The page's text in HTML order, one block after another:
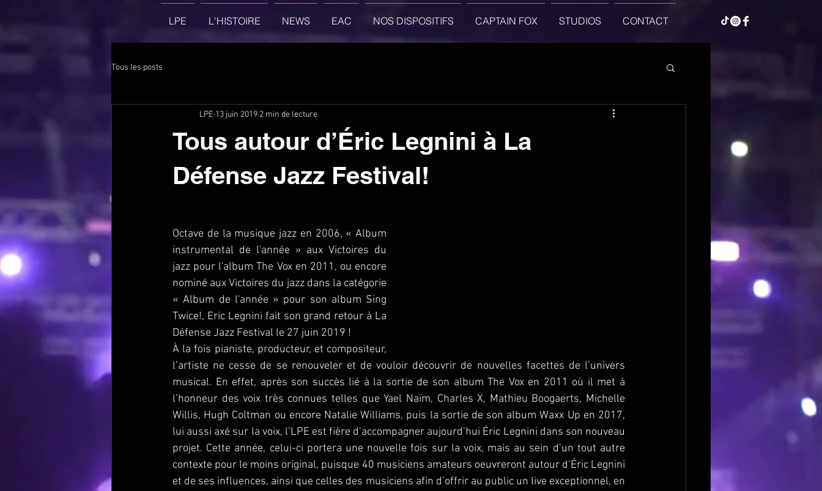
LPE L'HISTOIRE NEWS EAC NOS DISPOSITIFS CAPTAIN FOX STUDIOS CONTACT
Tous les posts
Tous autour d’Éric Legnini à La
Défense Jazz Festival!
LPE 13 juin 2019 2 min de lecture
Octave de la musique jazz en 2006, « Album
instrumental de l'année » aux Victoires du
jazz pour l'album The Vox en 2011, ou encore
nominé aux Victoires du jazz dans la catégorie
« Album de l'année » pour son album Sing
Twice!, Eric Legnini fait son grand retour à La
Défense Jazz Festival le 27 juin 2019 !
À la fois pianiste, producteur, et compositeur,
l’artiste ne cesse de se renouveler et de vouloir découvrir de nouvelles facettes de l’univers
musical. En effet, après son succès lié à la sortie de son album The Vox en 2011 où il met à
l’honneur des voix très connues telles que Yael Naïm, Charles X, Mathieu Boogaerts, Michelle
Willis, Hugh Coltman ou encore Natalie Williams, puis la sortie de son album Waxx Up en 2017,
lui aussi axé sur la voix, l’LPE est fière d’accompagner aujourd’hui Éric Legnini dans son nouveau
projet. Cette année, celui-ci portera une nouvelle fois sur la voix, mais au sein d’un tout autre
contexte pour le moins original, puisque 40 musiciens amateurs oeuvreront autour d’Éric Legnini
et de ses influences, ainsi que celles des musiciens afin d’offrir au public un live exceptionnel, en